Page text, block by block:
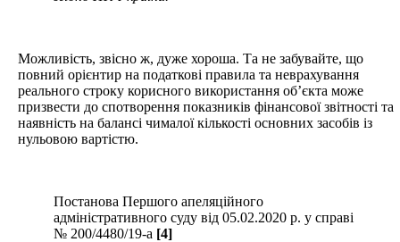
Можливість, звісно ж, дуже хороша. Та не забувайте, що
повний орієнтир на податкові правила та неврахування
реального строку корисного використання об’єкта може
призвести до спотворення показників фінансової звітності та
наявність на балансі чималої кількості основних засобів із
нульовою вартістю.
Постанова Першого апеляційного
адміністративного суду від 05.02.2020 р. у справі
№ 200/4480/19-а [4]